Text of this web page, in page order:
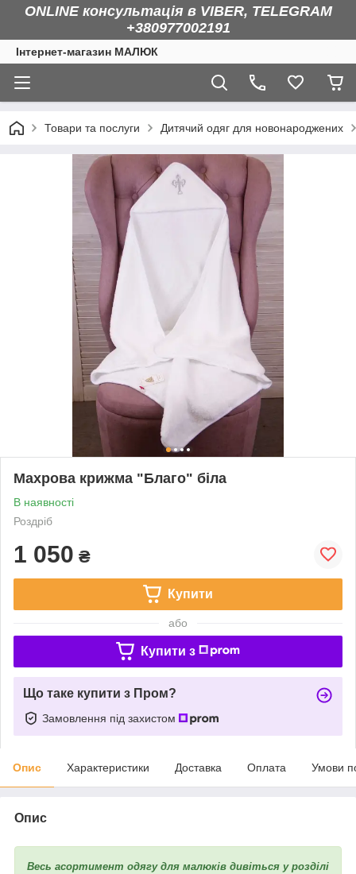
ONLINE консультація в VIBER, TELEGRAM
+380977002191
Інтернет-магазин МАЛЮК
Товари та послуги Дитячий одяг для новонароджених
Махрова крижма "Благо" біла
В наявності
Роздріб
1 050 ₴
Купити
або
Купити з
Що таке купити з Пром?
Замовлення під захистом
Опис Характеристики Доставка Оплата Умови
Опис
Весь асортимент одягу для малюків дивіться у розділі